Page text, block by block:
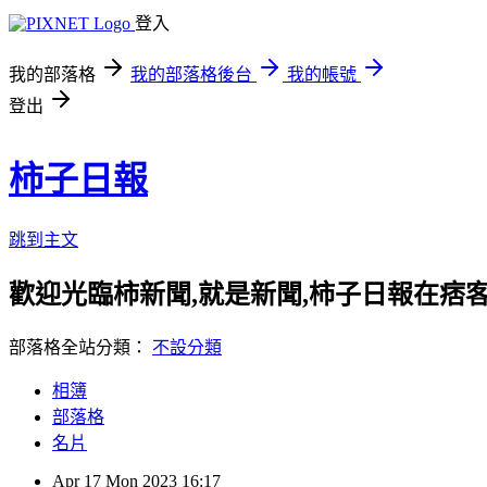
登入
我的部落格 我的部落格後台
我的帳號
登出
柿子日報
跳到主文
歡迎光臨柿新聞,就是新聞,柿子日報在痞
部落格全站分類： 不設分類
相簿
部落格
名片
Apr 17 Mon 2023 16:17